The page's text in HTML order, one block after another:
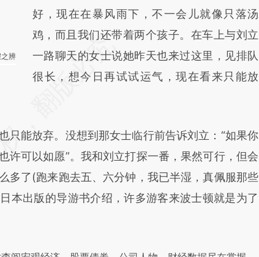
之辨
好，现在在暴风雨下，不一会儿就像只落汤
鸡，而且我们还带着两个孩子。在车上与刘立
一路聊天的女士说她昨天也来过这里，见排队
很长，想今日再试试运气，现在看来只能放
能放弃。没想到那女士临行前告诉刘立：“如果你
许可以如愿”。我和刘立打探一番，果然可行，但会
多了(跑来跑去五、六分钟，我已半湿，真佩服那些
本出版的导游书介绍，许多游客来波士顿就是为了